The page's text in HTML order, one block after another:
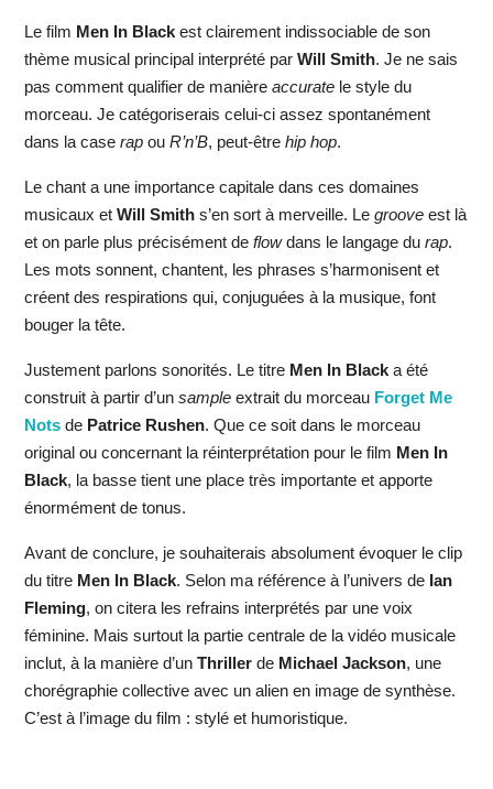
Le film Men In Blackest clairement indissociable de son
thème musical principal interprété par Will Smith. Je ne sais
pas comment qualifier de manière accuratele style du
morceau. Je catégoriserais celui-ci assez spontanément
dans la case rapou R’n’B, peut-être hip hop.
Le chant a une importance capitale dans ces domaines
musicaux et Will Smiths’en sort à merveille. Le grooveest là
et on parle plus précisément de flowdans le langage du rap.
Les mots sonnent, chantent, les phrases s’harmonisent et
créent des respirations qui, conjuguées à la musique, font
bouger la tête.
Justement parlons sonorités. Le titre Men In Blacka été
construit à partir d’un sampleextrait du morceau Forget Me
Notsde Patrice Rushen. Que ce soit dans le morceau
original ou concernant la réinterprétation pour le film Men In
Black, la basse tient une place très importante et apporte
énormément de tonus.
Avant de conclure, je souhaiterais absolument évoquer le clip
du titre Men In Black. Selon ma référence à l’univers de Ian
Fleming, on citera les refrains interprétés par une voix
féminine. Mais surtout la partie centrale de la vidéo musicale
inclut, à la manière d’un Thrillerde Michael Jackson, une
chorégraphie collective avec un alien en image de synthèse.
C’est à l’image du film : stylé et humoristique.